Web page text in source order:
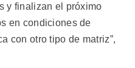
y finalizan el próximo
en condiciones de
con otro tipo de matriz”,